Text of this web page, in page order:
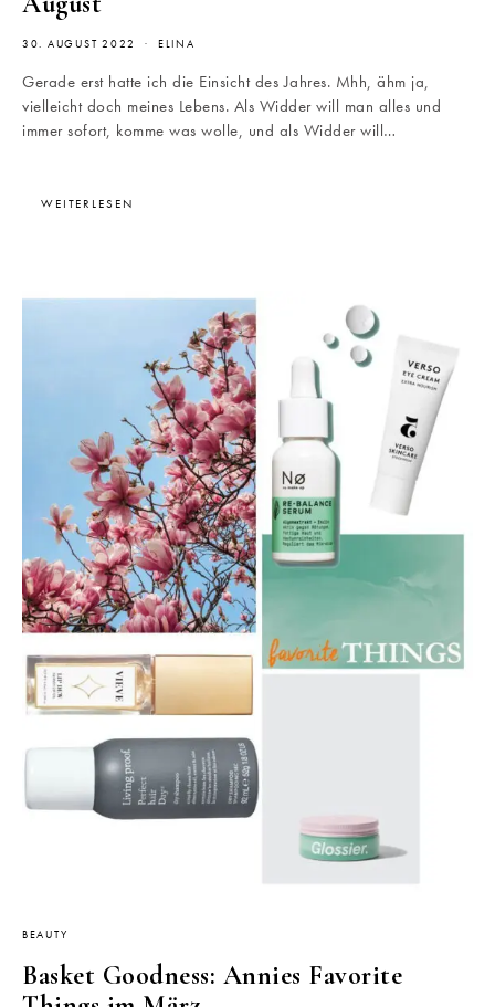
30. AUGUST 2022 ELINA
Gerade erst hatte ich die Einsicht des Jahres. Mhh, ähm ja,
vielleicht doch meines Lebens. Als Widder will man alles und
immer sofort, komme was wolle, und als Widder will…
WEITERLESEN
BEAUTY
Basket Goodness: Annies Favorite